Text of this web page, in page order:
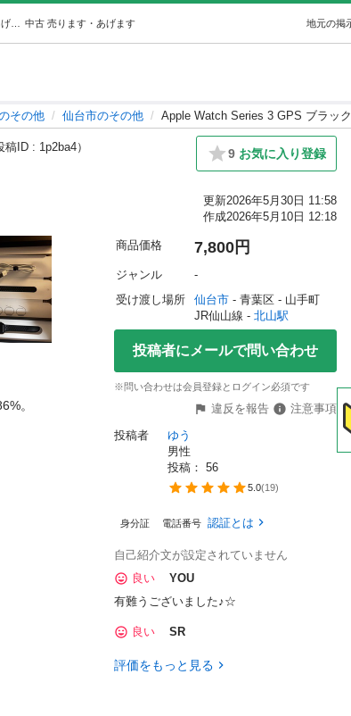
中古 売ります・あげます 地元の掲
その他 仙台市のその他 Apple Watch Series 3 GPS ブラック
稿ID : 1p2ba4） 9 お気に入り登録
更新2026年5月30日 11:58
作成2026年5月10日 12:18
。
商品価格 7,800円
ジャンル
-
受け渡し場所
仙台市 - 青葉区 - 山手町
JR仙山線 - 北山駅
投稿者にメールで問い合わせ
※問い合わせは会員登録とログイン必須です
違反を報告
注意事項
投稿者
ゆう
男性
投稿： 56
5.0(19)
身分証 電話番号 認証とは
自己紹介文が設定されていません
良い
YOU
有難うございました♪☆
良い SR
評価をもっと見る